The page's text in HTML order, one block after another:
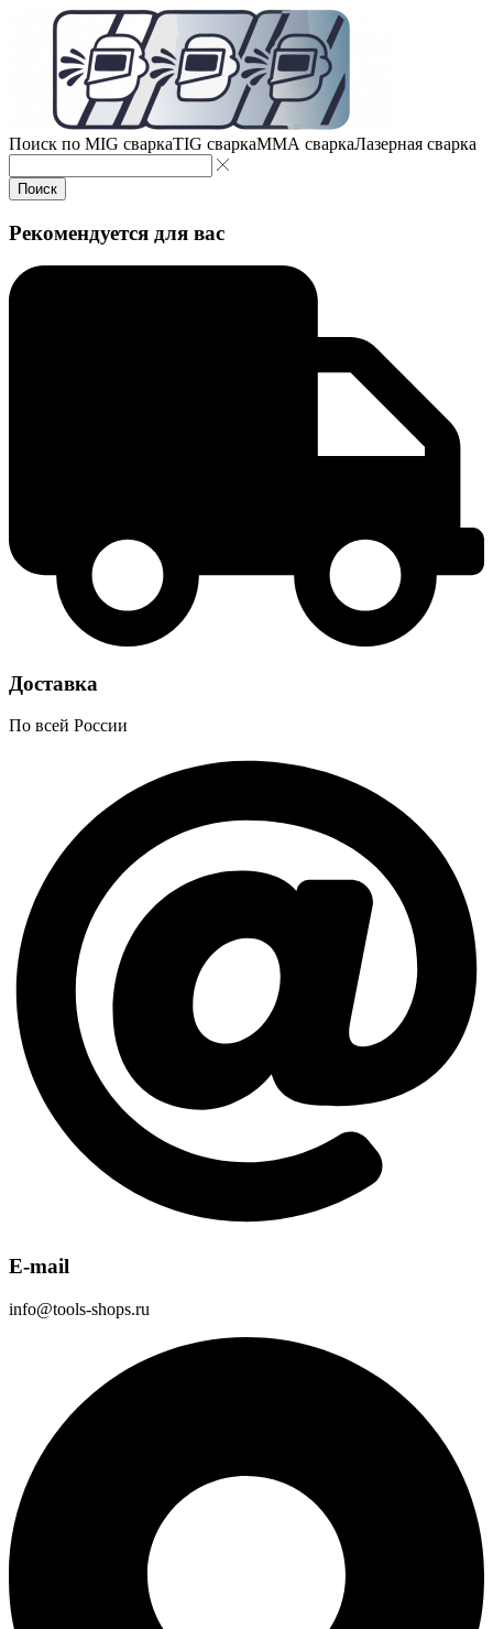
Поиск по MIG сваркаTIG сваркаMMA сваркаЛазерная сварка
Поиск
Рекомендуется для вас
Доставка
По всей России
E-mail
info@tools-shops.ru